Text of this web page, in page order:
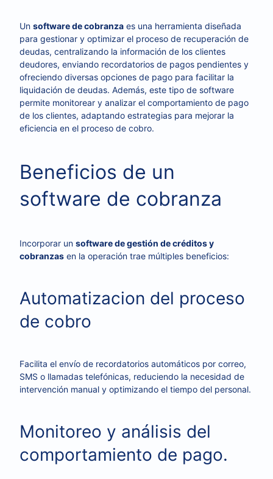
Un software de cobranza es una herramienta diseñada
para gestionar y optimizar el proceso de recuperación de
deudas, centralizando la información de los clientes
deudores, enviando recordatorios de pagos pendientes y
ofreciendo diversas opciones de pago para facilitar la
liquidación de deudas. Además, este tipo de software
permite monitorear y analizar el comportamiento de pago
de los clientes, adaptando estrategias para mejorar la
eficiencia en el proceso de cobro.
Beneficios de un
software de cobranza
Incorporar un software de gestión de créditos y
cobranzas en la operación trae múltiples beneficios:
Automatizacion del proceso
de cobro
Facilita el envío de recordatorios automáticos por correo,
SMS o llamadas telefónicas, reduciendo la necesidad de
intervención manual y optimizando el tiempo del personal.
Monitoreo y análisis del
comportamiento de pago.